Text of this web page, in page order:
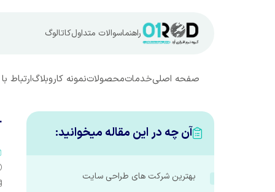
راهنماسوالات متداولکاتالوگ
صفحه اصلیخدماتمحصولاتنمونه کاروبلاگارتباط
آن چه در این مقاله میخوانید:
بهترین شرکت های طراحی سایت